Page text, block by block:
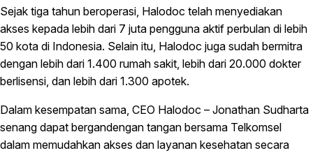
Sejak tiga tahun beroperasi, Halodoc telah menyediakan
akses kepada lebih dari 7 juta pengguna aktif perbulan di lebih
50 kota di Indonesia. Selain itu, Halodoc juga sudah bermitra
dengan lebih dari 1.400 rumah sakit, lebih dari 20.000 dokter
berlisensi, dan lebih dari 1.300 apotek.
Dalam kesempatan sama, CEO Halodoc – Jonathan Sudharta
senang dapat bergandengan tangan bersama Telkomsel
dalam memudahkan akses dan layanan kesehatan secara